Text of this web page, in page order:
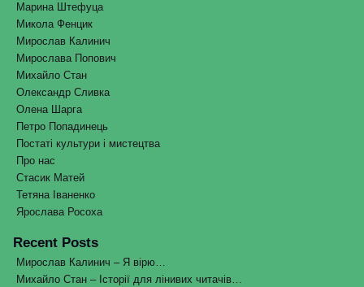
Марина Штефуца
Микола Фенцик
Мирослав Калинич
Мирослава Попович
Михайло Стан
Олександр Сливка
Олена Шарга
Петро Попадинець
Постаті культури і мистецтва
Про нас
Стасик Матей
Тетяна Іваненко
Ярослава Росоха
Recent Posts
Мирослав Калинич – Я вірю…
Михайло Стан – Історії для лінивих читачів…